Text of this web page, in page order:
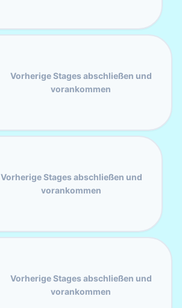
Vorherige Stages abschließen und
vorankommen
Vorherige Stages abschließen und
vorankommen
Vorherige Stages abschließen und
vorankommen